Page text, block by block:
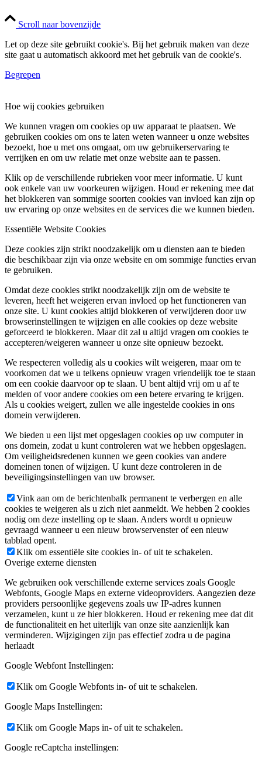
Scroll naar bovenzijde
Let op deze site gebruikt cookie's. Bij het gebruik maken van deze
site gaat u automatisch akkoord met het gebruik van de cookie's.
Begrepen
Hoe wij cookies gebruiken
We kunnen vragen om cookies op uw apparaat te plaatsen. We
gebruiken cookies om ons te laten weten wanneer u onze websites
bezoekt, hoe u met ons omgaat, om uw gebruikerservaring te
verrijken en om uw relatie met onze website aan te passen.
Klik op de verschillende rubrieken voor meer informatie. U kunt
ook enkele van uw voorkeuren wijzigen. Houd er rekening mee dat
het blokkeren van sommige soorten cookies van invloed kan zijn op
uw ervaring op onze websites en de services die we kunnen bieden.
Essentiële Website Cookies
Deze cookies zijn strikt noodzakelijk om u diensten aan te bieden
die beschikbaar zijn via onze website en om sommige functies ervan
te gebruiken.
Omdat deze cookies strikt noodzakelijk zijn om de website te
leveren, heeft het weigeren ervan invloed op het functioneren van
onze site. U kunt cookies altijd blokkeren of verwijderen door uw
browserinstellingen te wijzigen en alle cookies op deze website
geforceerd te blokkeren. Maar dit zal u altijd vragen om cookies te
accepteren/weigeren wanneer u onze site opnieuw bezoekt.
We respecteren volledig als u cookies wilt weigeren, maar om te
voorkomen dat we u telkens opnieuw vragen vriendelijk toe te staan
om een cookie daarvoor op te slaan. U bent altijd vrij om u af te
melden of voor andere cookies om een betere ervaring te krijgen.
Als u cookies weigert, zullen we alle ingestelde cookies in ons
domein verwijderen.
We bieden u een lijst met opgeslagen cookies op uw computer in
ons domein, zodat u kunt controleren wat we hebben opgeslagen.
Om veiligheidsredenen kunnen we geen cookies van andere
domeinen tonen of wijzigen. U kunt deze controleren in de
beveiligingsinstellingen van uw browser.
Vink aan om de berichtenbalk permanent te verbergen en alle
cookies te weigeren als u zich niet aanmeldt. We hebben 2 cookies
nodig om deze instelling op te slaan. Anders wordt u opnieuw
gevraagd wanneer u een nieuw browservenster of een nieuw
tabblad opent.
Klik om essentiële site cookies in- of uit te schakelen.
Overige externe diensten
We gebruiken ook verschillende externe services zoals Google
Webfonts, Google Maps en externe videoproviders. Aangezien deze
providers persoonlijke gegevens zoals uw IP-adres kunnen
verzamelen, kunt u ze hier blokkeren. Houd er rekening mee dat dit
de functionaliteit en het uiterlijk van onze site aanzienlijk kan
verminderen. Wijzigingen zijn pas effectief zodra u de pagina
herlaadt
Google Webfont Instellingen:
Klik om Google Webfonts in- of uit te schakelen.
Google Maps Instellingen:
Klik om Google Maps in- of uit te schakelen.
Google reCaptcha instellingen: